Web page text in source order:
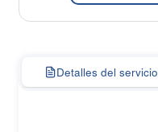
Detalles del servicio